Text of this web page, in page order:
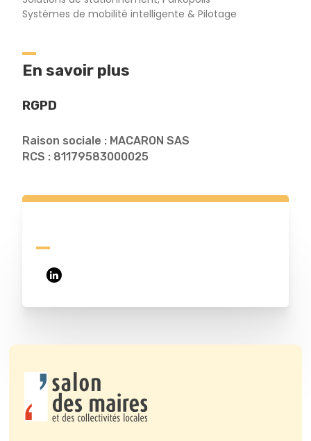
Systèmes de mobilité intelligente & Pilotage
En savoir plus
RGPD
Raison sociale : MACARON SAS
RCS : 81179583000025